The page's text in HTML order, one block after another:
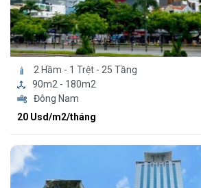
2 Hầm - 1 Trệt - 25 Tầng
90m2 - 180m2
Đông Nam
20 Usd/m2/tháng